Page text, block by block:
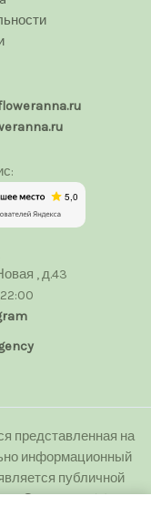
, д.43
представленная на
информационный
публичной
Статьи 437(2)